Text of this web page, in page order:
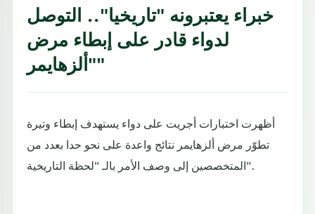
خبراء يعتبرونه "تاريخيا".. التوصل
لدواء قادر على إبطاء مرض
"ألزهايمر"
أظهرت اختبارات أجريت على دواء يستهدف إبطاء وتيرة
تطوّر مرض ألزهايمر نتائج واعدة على نحو حدا بعدد من
المتخصصين إلى وصف الأمر بالـ "لحظة التاريخية".